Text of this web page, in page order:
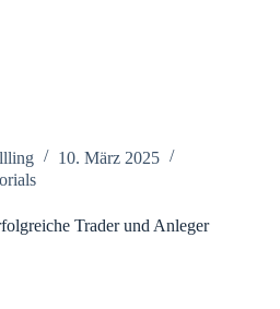
10. März 2025
Trader und Anleger